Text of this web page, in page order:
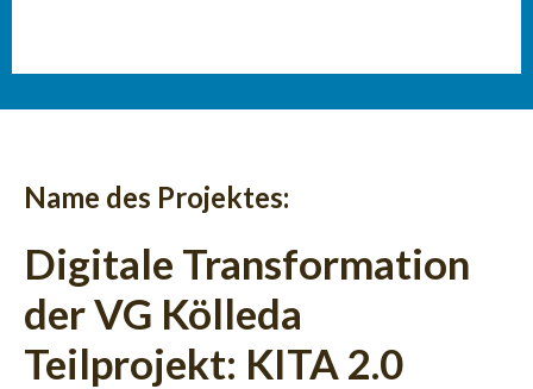
Name des Projektes:
Digitale Transformation
der VG Kölleda
Teilprojekt: KITA 2.0